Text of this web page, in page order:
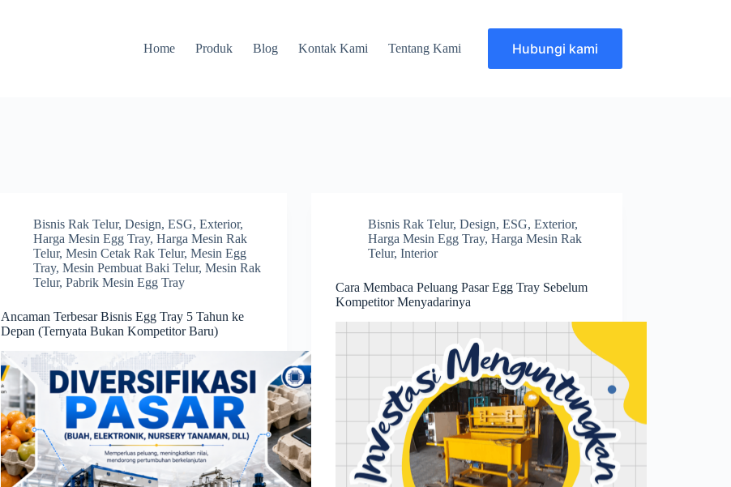
Home Produk Blog Kontak Kami Tentang Kami Hubungi kami
Bisnis Rak Telur,Design,ESG,Exterior,
Harga Mesin Egg Tray,Harga Mesin Rak
Telur,Mesin Cetak Rak Telur,Mesin Egg
Tray,Mesin Pembuat Baki Telur,Mesin Rak
Telur,Pabrik Mesin Egg Tray
Ancaman Terbesar Bisnis Egg Tray 5 Tahun ke
Depan (Ternyata Bukan Kompetitor Baru)
Bisnis Rak Telur,Design,ESG,Exterior,
Harga Mesin Egg Tray,Harga Mesin Rak
Telur,Interior
Cara Membaca Peluang Pasar Egg Tray Sebelum
Kompetitor Menyadarinya